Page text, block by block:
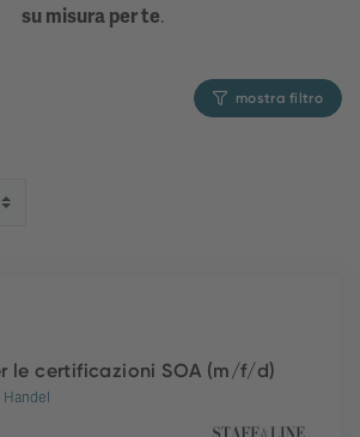
su misura per te.
mostra filtro
le certificazioni SOA (m/f/d)